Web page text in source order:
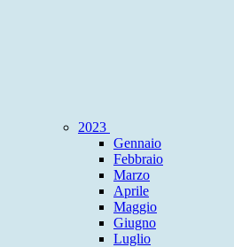
2023
Gennaio
Febbraio
Marzo
Aprile
Maggio
Giugno
Luglio